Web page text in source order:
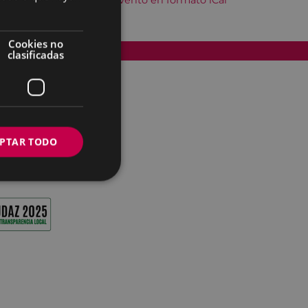
Accesibilidad
Cookies no
clasificadas
TODO